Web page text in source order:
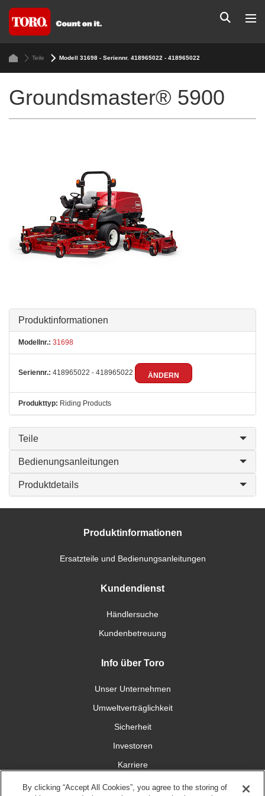
Teile Modell 31698 - Seriennr. 418965022 - 418965022
Groundsmaster® 5900
Produktinformationen
Modellnr.: 31698
Seriennr.: 418965022 - 418965022 ÄNDERN
Produkttyp: Riding Products
Teile
Bedienungsanleitungen
Produktdetails
Produktinformationen
Ersatzteile und Bedienungsanleitungen
Kundendienst
Händlersuche
Kundenbetreuung
Info über Toro
Unser Unternehmen
Umweltverträglichkeit
Sicherheit
Investoren
Karriere
By clicking “Accept All Cookies”, you agree to the storing of